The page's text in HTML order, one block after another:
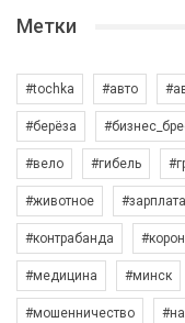
Метки
#tochka #авто
#берёза
#вело #гибель
#животное #зарплата
#контрабанда
#медицина #минск
#мошенничество